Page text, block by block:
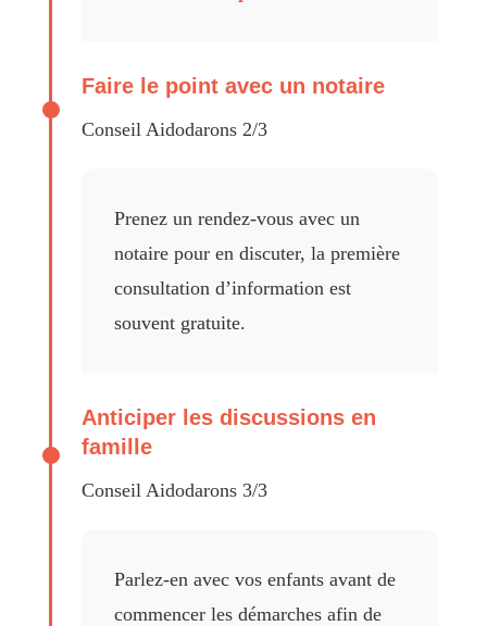
Faire le point avec un notaire
Conseil Aidodarons 2/3
Prenez un rendez-vous avec un
notaire pour en discuter, la première
consultation d’information est
souvent gratuite.
Anticiper les discussions en
famille
Conseil Aidodarons 3/3
Parlez-en avec vos enfants avant de
commencer les démarches afin de